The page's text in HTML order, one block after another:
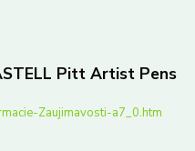
Pitt Artist Pens
Zaujimavosti-a7_0.htm